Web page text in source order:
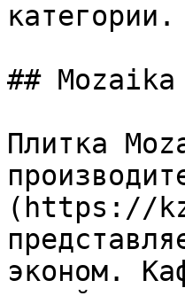
категории.
## Mozaika
Плитка
(https://
эконом.